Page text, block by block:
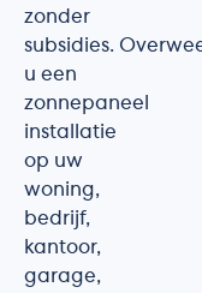
zonder
subsidies.
u een
zonnepaneel
installatie
op uw
woning,
bedrijf,
kantoor,
garage,